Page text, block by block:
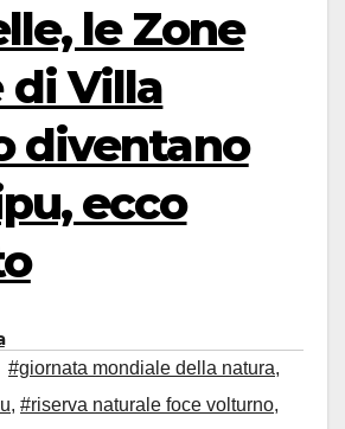
le Zone
di Villa
diventano
ecco
#giornata mondiale della natura,
, #riserva naturale foce volturno,